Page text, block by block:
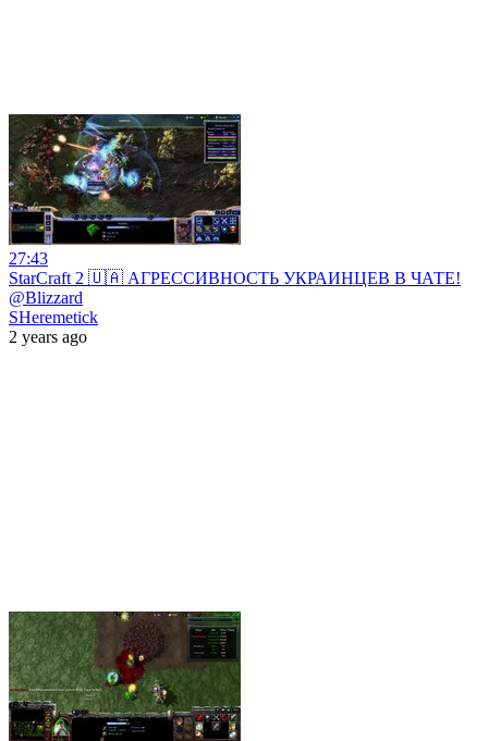
27:43
StarCraft 2 🇺🇦 АГРЕССИВНОСТЬ УКРАИНЦЕВ В ЧАТЕ!
@Blizzard
SHeremetick
2 years ago